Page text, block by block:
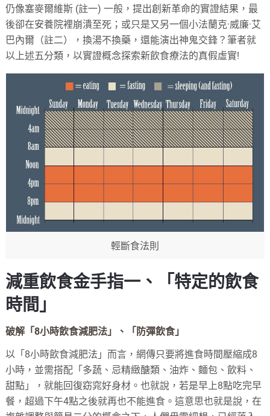
仍像塞麥爾維斯 (註一) 一般，提出創新革命的實證結果，最
後卻在安養院裡崩潰至死；或只是又另一個小法蘭克·威廉·艾
巴內爾（註二），換湯不換藥，還能演出神鬼交鋒？筆者就
以上述五分類，以實證概念探索新飲食療法的真假虛實!
輕斷食法則
減重飲食金手指一、「特定的飲食
時間」
破解「8小時飲食減肥法」、「防彈飲食」
以「8小時飲食減肥法」而言，網傳只要將進食時間壓縮成8
小時，並需搭配「多蔬、忌精緻醣類、油炸、麵包、飲料、
甜點」，就能回復窈窕好身材。也就說，若是早上8點吃完早
餐，超過下午4點之後就再也不能進食。這意思也就是說，在